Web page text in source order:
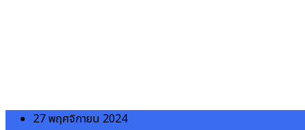
27 พฤศจิกายน 2024